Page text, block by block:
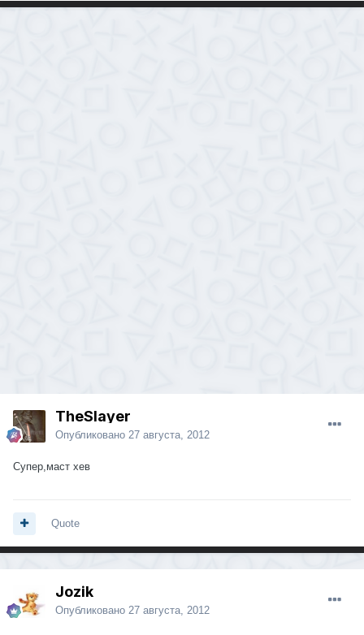
TheSlayer
Опубликовано 27 августа, 2012
Супер,маст хев
Quote
Jozik
Опубликовано 27 августа, 2012